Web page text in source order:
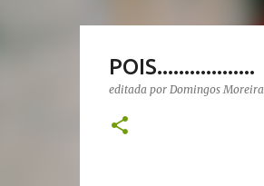
POIS..................
editada por Domingos Moreira